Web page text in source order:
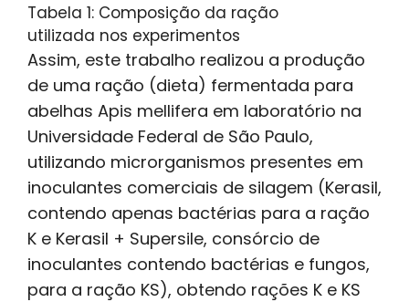
Tabela 1: Composição da ração
utilizada nos experimentos
Assim, este trabalho realizou a produção
de uma ração (dieta) fermentada para
abelhas Apis mellifera em laboratório na
Universidade Federal de São Paulo,
utilizando microrganismos presentes em
inoculantes comerciais de silagem (Kerasil,
contendo apenas bactérias para a ração
K e Kerasil + Supersile, consórcio de
inoculantes contendo bactérias e fungos,
para a ração KS), obtendo rações K e KS